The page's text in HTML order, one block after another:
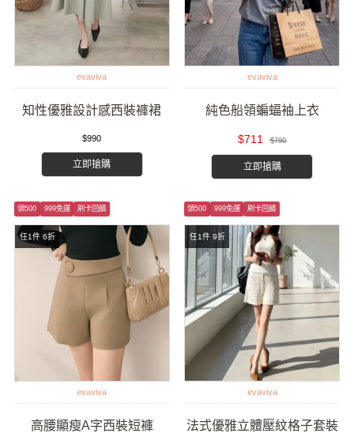
evaviva
知性優雅設計感西裝褲裙
$990
立即搶購
evaviva
純色船領蝙蝠袖上衣
$711 $790
立即搶購
任1件 6折
領500 999免運 刷卡回饋
evaviva
高腰顯瘦A字西裝短褲
任1件 9折
領500 999免運 刷卡回饋
evaviva
法式優雅立體壓紋格子套裝